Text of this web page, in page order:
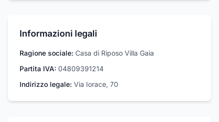
Informazioni legali
Ragione sociale: Casa di Riposo Villa Gaia
Partita IVA: 04809391214
Indirizzo legale: Via Iorace, 70